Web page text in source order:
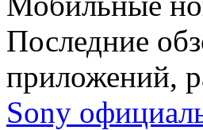
Последние
приложений,
Sony